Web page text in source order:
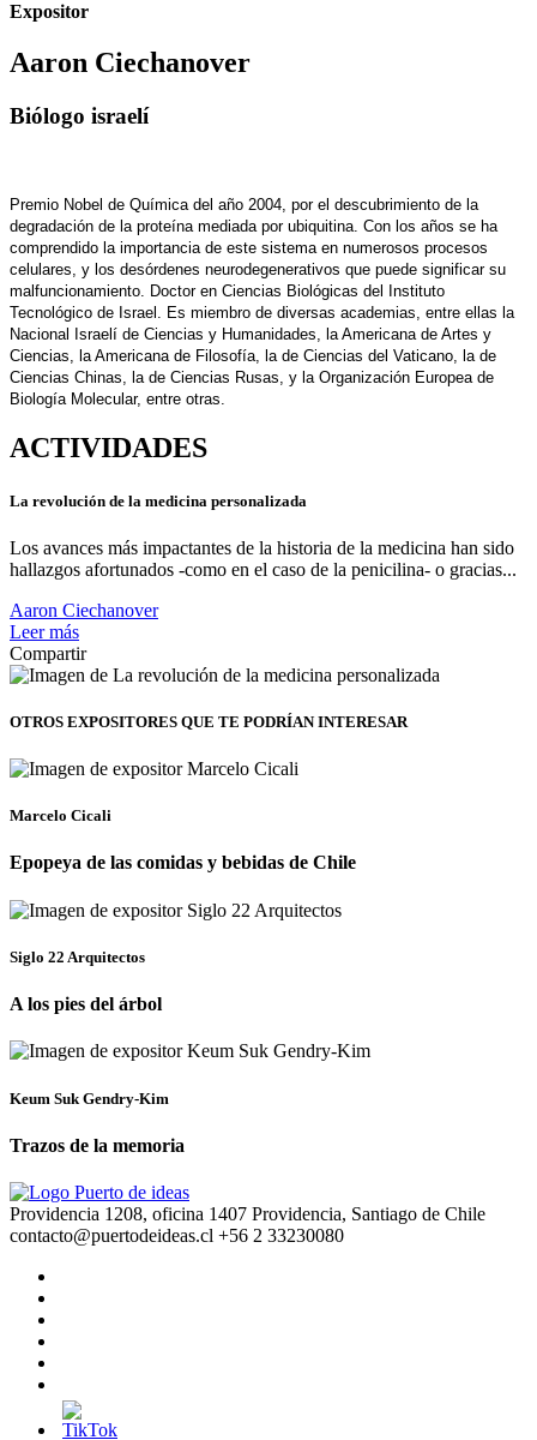
Expositor
Aaron Ciechanover
Biólogo israelí
Premio Nobel de Química del año 2004, por el descubrimiento de la
degradación de la proteína mediada por ubiquitina. Con los años se ha
comprendido la importancia de este sistema en numerosos procesos
celulares, y los desórdenes neurodegenerativos que puede significar su
malfuncionamiento. Doctor en Ciencias Biológicas del Instituto
Tecnológico de Israel. Es miembro de diversas academias, entre ellas la
Nacional Israelí de Ciencias y Humanidades, la Americana de Artes y
Ciencias, la Americana de Filosofía, la de Ciencias del Vaticano, la de
Ciencias Chinas, la de Ciencias Rusas, y la Organización Europea de
Biología Molecular, entre otras.
ACTIVIDADES
La revolución de la medicina personalizada
Los avances más impactantes de la historia de la medicina han sido
hallazgos afortunados -como en el caso de la penicilina- o gracias...
Aaron Ciechanover
Leer más
Compartir
OTROS EXPOSITORES QUE TE PODRÍAN INTERESAR
Marcelo Cicali
Epopeya de las comidas y bebidas de Chile
Siglo 22 Arquitectos
A los pies del árbol
Keum Suk Gendry-Kim
Trazos de la memoria
Providencia 1208, oficina 1407 Providencia, Santiago de Chile
contacto@puertodeideas.cl +56 2 33230080